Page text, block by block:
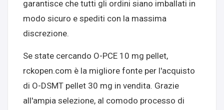
garantisce che tutti gli ordini siano imballati in
modo sicuro e spediti con la massima
discrezione.
Se state cercando O-PCE 10 mg pellet,
rckopen.com è la migliore fonte per l'acquisto
di O-DSMT pellet 30 mg in vendita. Grazie
all'ampia selezione, al comodo processo di